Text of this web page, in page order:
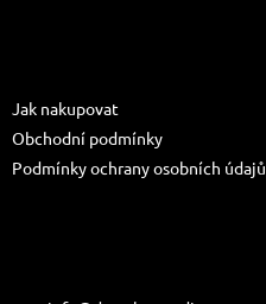
Jak nakupovat
Obchodní podmínky
Podmínky ochrany osobních údajů